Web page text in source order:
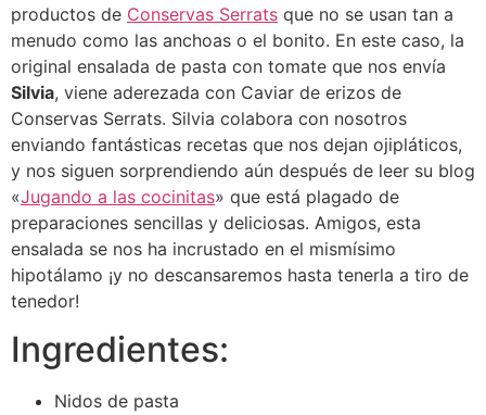
productos de Conservas Serrats que no se usan tan a
menudo como las anchoas o el bonito. En este caso, la
original ensalada de pasta con tomate que nos envía
Silvia, viene aderezada con Caviar de erizos de
Conservas Serrats. Silvia colabora con nosotros
enviando fantásticas recetas que nos dejan ojipláticos,
y nos siguen sorprendiendo aún después de leer su blog
«Jugando a las cocinitas» que está plagado de
preparaciones sencillas y deliciosas. Amigos, esta
ensalada se nos ha incrustado en el mismísimo
hipotálamo ¡y no descansaremos hasta tenerla a tiro de
tenedor!
Ingredientes:
Nidos de pasta